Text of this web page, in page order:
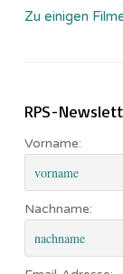
Zu einigen
RPS-
Vorname:
Nachname: